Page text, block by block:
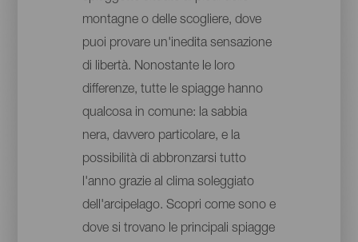
montagne o delle scogliere, dove
puoi provare un'inedita sensazione
di libertà. Nonostante le loro
differenze, tutte le spiagge hanno
qualcosa in comune: la sabbia
nera, davvero particolare, e la
possibilità di abbronzarsi tutto
l'anno grazie al clima soleggiato
dell'arcipelago. Scopri come sono e
dove si trovano le principali spiagge